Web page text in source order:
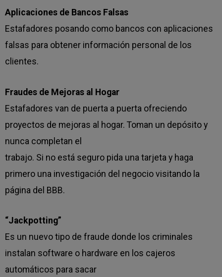
Aplicaciones de Bancos Falsas
Estafadores posando como bancos con aplicaciones
falsas para obtener información personal de los
clientes.
Fraudes de Mejoras al Hogar
Estafadores van de puerta a puerta ofreciendo
proyectos de mejoras al hogar. Toman un depósito y
nunca completan el
trabajo. Si no está seguro pida una tarjeta y haga
primero una investigación del negocio visitando la
página del BBB.
“Jackpotting”
Es un nuevo tipo de fraude donde los criminales
instalan software o hardware en los cajeros
automáticos para sacar